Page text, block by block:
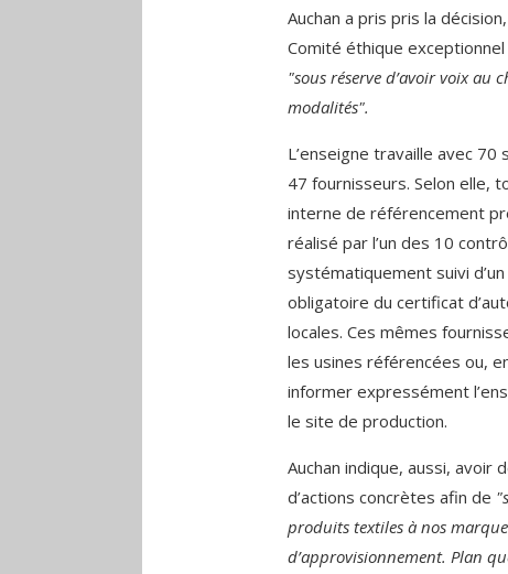
Auchan a pris pris la décision,
Comité éthique
"sous réserve d’avoir voix au
modalités".
L’enseigne travaille avec
47 fournisseurs. Selon elle,
interne de référencement
réalisé par l’un des 10
systématiquement suivi
obligatoire du certificat
locales. Ces mêmes
les usines référencées ou,
informer expressément
le site de production.
Auchan indique, aussi, avoir
d’actions concrètes afin de
produits textiles à nos
d’approvisionnement. Plan